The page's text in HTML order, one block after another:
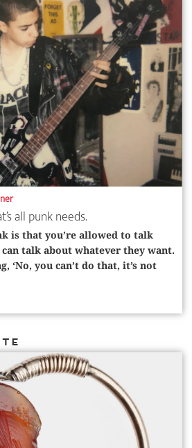
all punk needs.
is that you’re allowed to talk
talk about whatever they want.
‘No, you can’t do that, it’s not